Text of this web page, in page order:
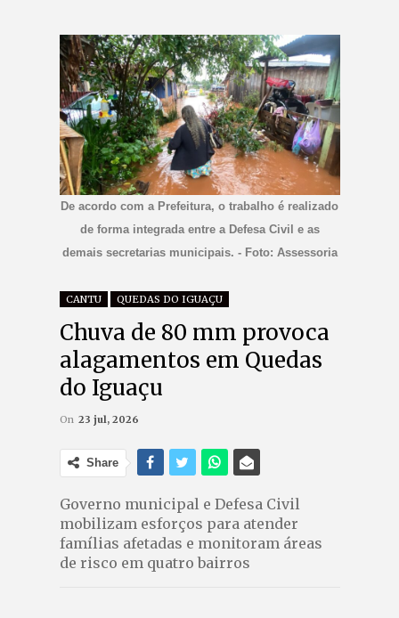
De acordo com a Prefeitura, o trabalho é realizado
de forma integrada entre a Defesa Civil e as
demais secretarias municipais. - Foto: Assessoria
CANTU QUEDAS DO IGUAÇU
Chuva de 80 mm provoca
alagamentos em Quedas
do Iguaçu
On 23 jul, 2026
Share
Governo municipal e Defesa Civil
mobilizam esforços para atender
famílias afetadas e monitoram áreas
de risco em quatro bairros